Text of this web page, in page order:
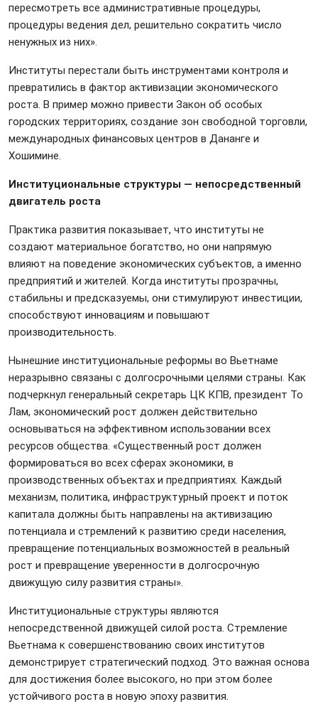
пересмотреть все административные процедуры,
процедуры ведения дел, решительно сократить число
ненужных из них».
Институты перестали быть инструментами контроля и
превратились в фактор активизации экономического
роста. В пример можно привести Закон об особых
городских территориях, создание зон свободной торговли,
международных финансовых центров в Дананге и
Хошимине.
Институциональные структуры — непосредственный
двигатель роста
Практика развития показывает, что институты не
создают материальное богатство, но они напрямую
влияют на поведение экономических субъектов, а именно
предприятий и жителей. Когда институты прозрачны,
стабильны и предсказуемы, они стимулируют инвестиции,
способствуют инновациям и повышают
производительность.
Нынешние институциональные реформы во Вьетнаме
неразрывно связаны с долгосрочными целями страны. Как
подчеркнул генеральный секретарь ЦК КПВ, президент То
Лам, экономический рост должен действительно
основываться на эффективном использовании всех
ресурсов общества. «Существенный рост должен
формироваться во всех сферах экономики, в
производственных объектах и предприятиях. Каждый
механизм, политика, инфраструктурный проект и поток
капитала должны быть направлены на активизацию
потенциала и стремлений к развитию среди населения,
превращение потенциальных возможностей в реальный
рост и превращение уверенности в долгосрочную
движущую силу развития страны».
Институциональные структуры являются
непосредственной движущей силой роста. Стремление
Вьетнама к совершенствованию своих институтов
демонстрирует стратегический подход. Это важная основа
для достижения более высокого, но при этом более
устойчивого роста в новую эпоху развития.